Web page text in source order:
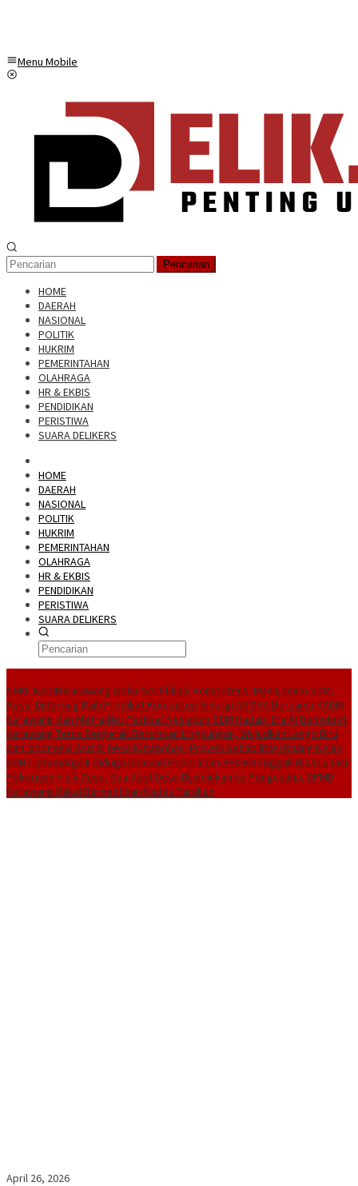
Menu Mobile
Pencarian
HOME
DAERAH
NASIONAL
POLITIK
HUKRIM
PEMERINTAHAN
OLAHRAGA
HR & EKBIS
PENDIDIKAN
PERISTIWA
SUARA DELIKERS
HOME
DAERAH
NASIONAL
POLITIK
HUKRIM
PEMERINTAHAN
OLAHRAGA
HR & EKBIS
PENDIDIKAN
PERISTIWA
SUARA DELIKERS
NHRI–KADIN Karawang Gelar Sertifikasi Kompetensi Manajemen SDM,
Asesi Didorong Raih Predikat Kompeten Sinergi ASOKA Bersama KADIN
Karawang dan Metra-Net Perkuat Kesiapan SDM Hadapi Era AI Demokrat
Karawang Terus Bergerak Bersihkan Lingkungan, Wujudkan Langit Biru
dan Indonesia Asri di Desa Kutapohaci Proyek Rehabilitasi Ruang Kelas
SDN Ciptamarga II Diduga Abaikan Penerapan APD K3 Enggak Bisa Lunasi
Pekerjaan Fisik Desa, Dua Aset Desa Dijaminkan ke Pengusaha, DPMD
Karawang Bakal Berhentikan Kades Parakan
April 26, 2026